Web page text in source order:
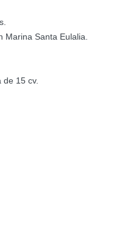
Marina Santa Eulalia.
de 15 cv.